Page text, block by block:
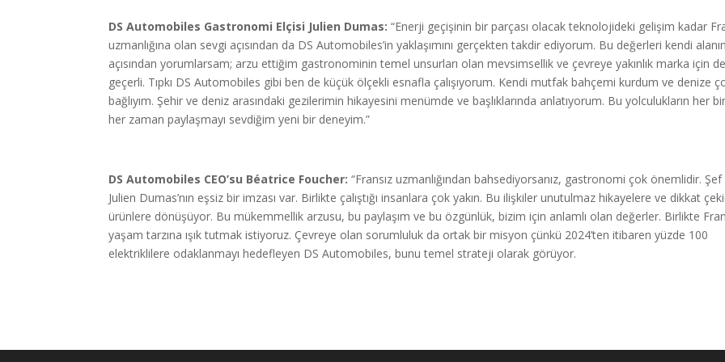
DS Automobiles Gastronomi Elçisi Julien Dumas:“Enerji geçişinin bir parçası olacak teknolojideki gelişim kadar
uzmanlığına olan sevgi açısından da DS Automobiles’in yaklaşımını gerçekten takdir ediyorum. Bu değerleri kendi
açısından yorumlarsam; arzu ettiğim gastronominin temel unsurları olan mevsimsellik ve çevreye yakınlık marka için de
geçerli. Tıpkı DS Automobiles gibi ben de küçük ölçekli esnafla çalışıyorum. Kendi mutfak bahçemi kurdum ve denize
bağlıyım. Şehir ve deniz arasındaki gezilerimin hikayesini menümde ve başlıklarında anlatıyorum. Bu yolculukların her
her zaman paylaşmayı sevdiğim yeni bir deneyim.”
DS Automobiles CEO’su Béatrice Foucher: “Fransız uzmanlığından bahsediyorsanız, gastronomi çok önemlidir. Şef
Julien Dumas’nın eşsiz bir imzası var. Birlikte çalıştığı insanlara çok yakın. Bu ilişkiler unutulmaz hikayelere ve dikkat
ürünlere dönüşüyor. Bu mükemmellik arzusu, bu paylaşım ve bu özgünlük, bizim için anlamlı olan değerler. Birlikte
yaşam tarzına ışık tutmak istiyoruz. Çevreye olan sorumluluk da ortak bir misyon çünkü 2024’ten itibaren yüzde 100
elektriklilere odaklanmayı hedefleyen DS Automobiles, bunu temel strateji olarak görüyor.